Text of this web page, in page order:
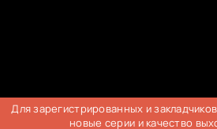
Для зарегистрированных и
новые серии и качество